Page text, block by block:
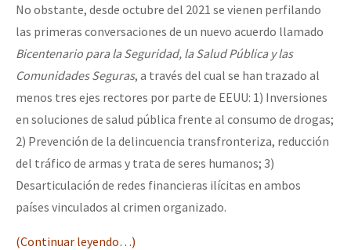
Libros para descargar
Medios Libres
COVID-19
Eventos
No obstante, desde octubre del 2021 se vienen perfilando
las primeras conversaciones de un nuevo acuerdo llamado
Bicentenario para la Seguridad, la Salud Pública y las
Comunidades Seguras, a través del cual se han trazado al
menos tres ejes rectores por parte de EEUU: 1) Inversiones
en soluciones de salud pública frente al consumo de drogas;
2) Prevención de la delincuencia transfronteriza, reducción
del tráfico de armas y trata de seres humanos; 3)
Desarticulación de redes financieras ilícitas en ambos
países vinculados al crimen organizado.
(Continuar leyendo…)